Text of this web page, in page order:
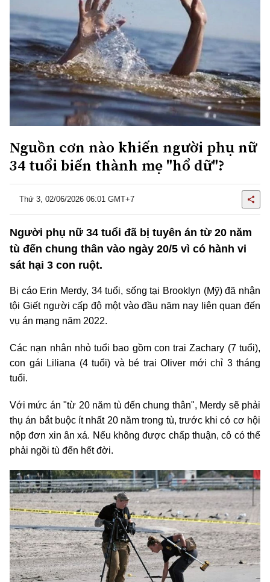
Nguồn cơn nào khiến người phụ nữ
34 tuổi biến thành mẹ "hổ dữ"?
Thứ 3, 02/06/2026 06:01 GMT+7
Người phụ nữ 34 tuổi đã bị tuyên án từ 20 năm
tù đến chung thân vào ngày 20/5 vì có hành vi
sát hại 3 con ruột.
Bị cáo Erin Merdy, 34 tuổi, sống tại Brooklyn (Mỹ) đã nhận
tội Giết người cấp độ một vào đầu năm nay liên quan đến
vụ án mạng năm 2022.
Các nạn nhân nhỏ tuổi bao gồm con trai Zachary (7 tuổi),
con gái Liliana (4 tuổi) và bé trai Oliver mới chỉ 3 tháng
tuổi.
Với mức án "từ 20 năm tù đến chung thân", Merdy sẽ phải
thụ án bắt buộc ít nhất 20 năm trong tù, trước khi có cơ hội
nộp đơn xin ân xá. Nếu không được chấp thuận, cô có thể
phải ngồi tù đến hết đời.